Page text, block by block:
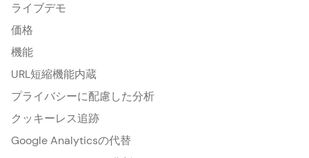
ライブデモ
価格
機能
URL短縮機能内蔵
プライバシーに配慮した分析
クッキーレス追跡
Google Analyticsの代替